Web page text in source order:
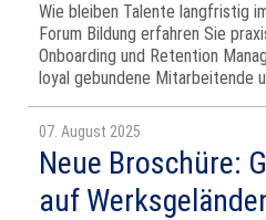
Wie bleiben Talente langfristig
Forum Bildung erfahren Sie
Onboarding und Retention
loyal gebundene Mitarbeitende
07. August 2025
Neue Broschüre:
auf